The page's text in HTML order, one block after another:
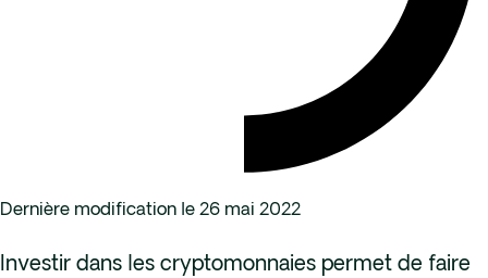
Dernière modification le 26 mai 2022
Investir dans les cryptomonnaies permet de faire